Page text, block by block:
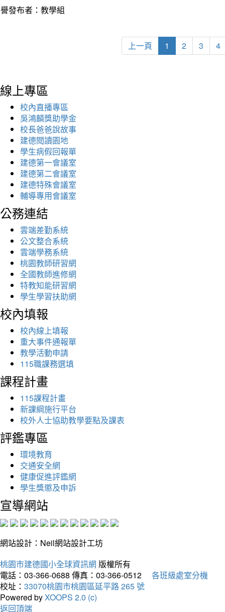
發布者：教學組
上一頁 1 2 3 4
線上專區
校內直播專區
吳鴻麟獎助學金
校長爸爸說故事
建德閱讀園地
學生病假回報單
建德第一會議室
建德第二會議室
建德特殊會議室
輔導專用會議室
公務連結
雲端差勤系統
公文整合系統
雲端學務系統
桃園教師研習網
全國教師進修網
特教知能研習網
學生學習扶助網
校內填報
校內線上填報
重大事件通報單
教學活動申請
115職課務選填
課程計畫
115課程計畫
新課綱施行平台
校外人士協助教學要點及課表
評鑑專區
環境教育
交通安全網
健康促進評鑑網
學生獎懲及申訴
宣導網站
網站設計：Neil網站設計工坊
桃園市建德國小全球資訊網 版權所有
電話：03-366-0688 傳真：03-366-0512
各班級處室分機
校址： 33070桃園市桃園區延平路 265 號
Powered byXOOPS 2.0 (c)
返回頂端